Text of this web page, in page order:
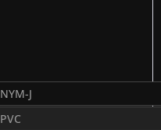
NYM-J
PVC